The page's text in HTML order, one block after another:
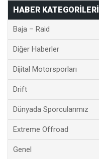
HABER KATEGORILERI
Baja – Raid
Diğer Haberler
Dijital Motorsporları
Drift
Dünyada Sporcularımız
Extreme Offroad
Genel